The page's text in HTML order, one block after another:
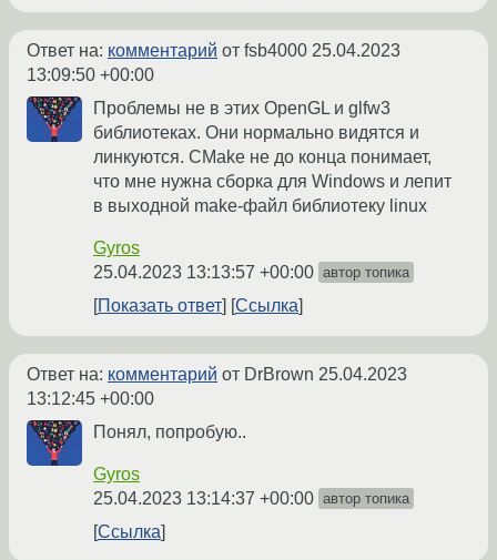
Ответ на: комментарий от fsb4000 25.04.2023
13:09:50 +00:00
Проблемы не в этих OpenGL и glfw3
библиотеках. Они нормально видятся и
линкуются. CMake не до конца понимает,
что мне нужна сборка для Windows и лепит
в выходной make-файл библиотеку linux
Gyros
25.04.2023 13:13:57 +00:00 автор топика
Показать ответ Ссылка
Ответ на: комментарий от DrBrown 25.04.2023
13:12:45 +00:00
Понял, попробую..
Gyros
25.04.2023 13:14:37 +00:00 автор топика
Ссылка